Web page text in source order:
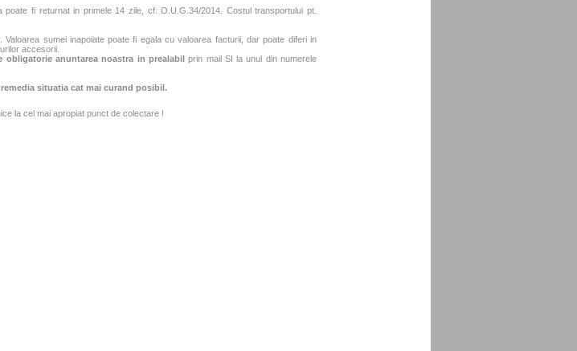
fi returnat in primele 14 zile, cf. O.U.G.34/2014. Costul transportului pt.
sumei inapoiate poate fi egala cu valoarea facturii, dar poate diferi in
accesorii.
anuntarea noastra in prealabil prin mail SI la unul din numerele
situatia cat mai curand posibil.
la cel mai apropiat punct de colectare !